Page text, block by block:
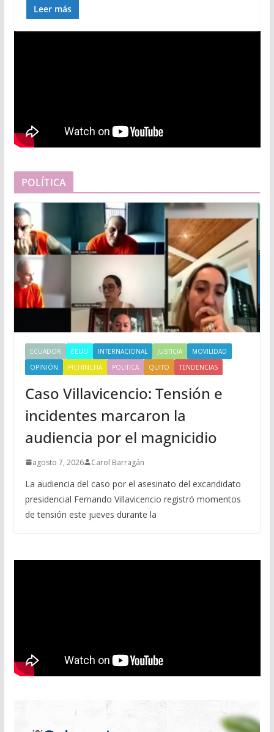
Leer más
POLÍTICA
ECUADOR EEUU INTERNACIONAL JUSTICIA
MOVILIDAD
OPINIÓN
PICHINCHA POLITICA QUITO TENDENCIAS
Caso Villavicencio: Tensión e
incidentes marcaron la
audiencia por el magnicidio
agosto 7, 2026 Carol Barragán
La audiencia del caso por el asesinato del excandidato
presidencial Fernando Villavicencio registró momentos
de tensión este jueves durante la